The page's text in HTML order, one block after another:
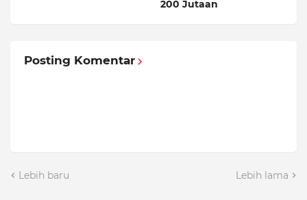
200 Jutaan
Posting Komentar
Lebih baru Lebih lama